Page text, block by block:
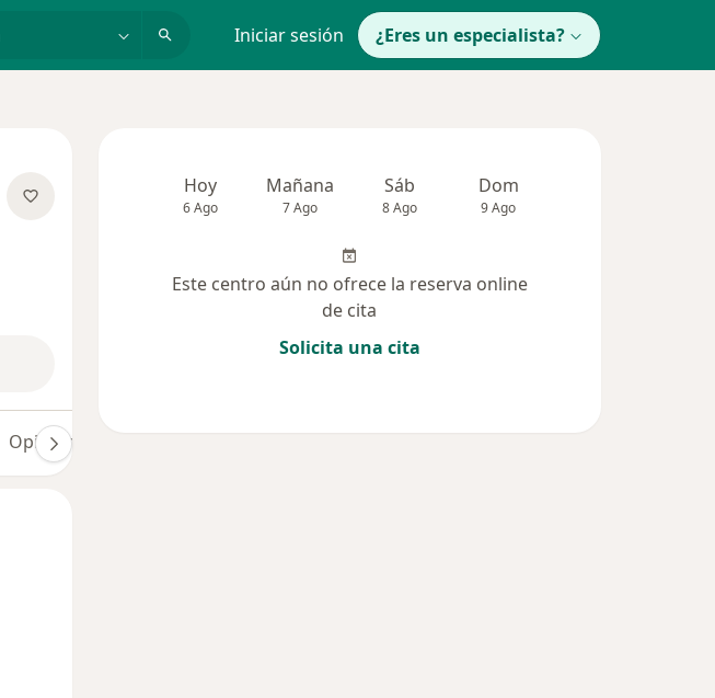
Iniciar sesión ¿Eres un especialista?
Opiniones (36)
Hoy
6 Ago
Mañana
7 Ago
Sáb
8 Ago
Dom
9 Ago
Este centro aún no ofrece la reserva online
de cita
Solicita una cita